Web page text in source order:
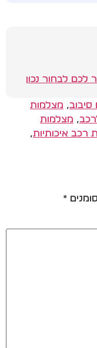
לכם לבחור נכון
, מצלמות
, מצלמות
רכב איכותיות,
*